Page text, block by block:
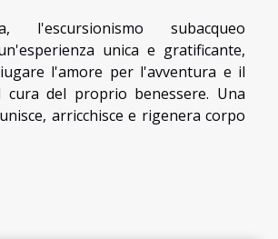
l'escursionismo subacqueo
unica e gratificante,
l'amore per l'avventura e il
del proprio benessere. Una
arricchisce e rigenera corpo